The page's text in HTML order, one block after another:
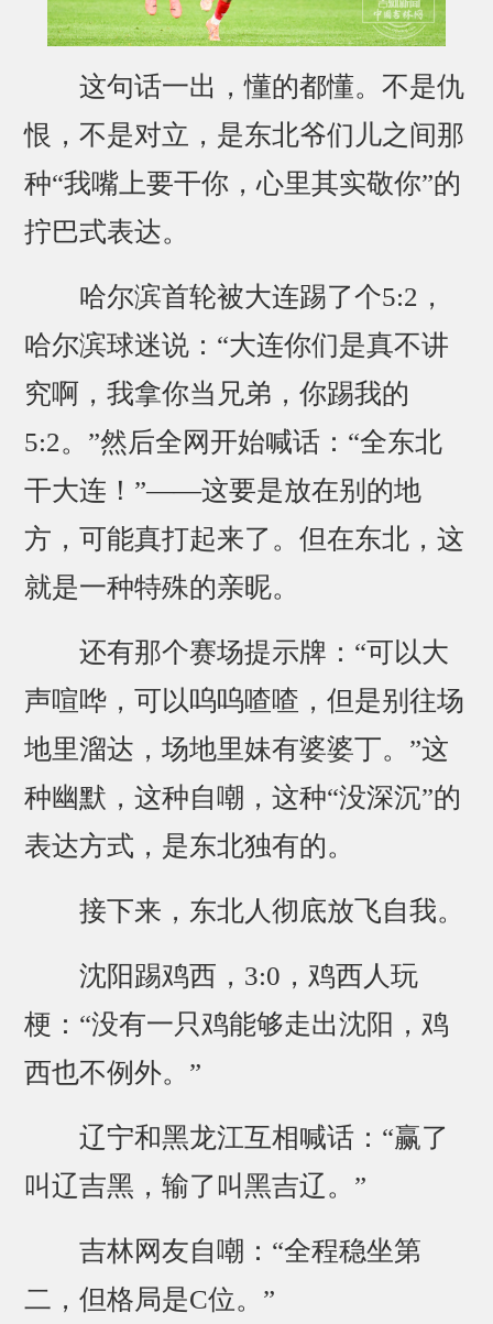
这句话一出，懂的都懂。不是仇
恨，不是对立，是东北爷们儿之间那
种“我嘴上要干你，心里其实敬你”的
拧巴式表达。
哈尔滨首轮被大连踢了个5:2，
哈尔滨球迷说：“大连你们是真不讲
究啊，我拿你当兄弟，你踢我的
5:2。”然后全网开始喊话：“全东北
干大连！”——这要是放在别的地
方，可能真打起来了。但在东北，这
就是一种特殊的亲昵。
还有那个赛场提示牌：“可以大
声喧哗，可以呜呜喳喳，但是别往场
地里溜达，场地里妹有婆婆丁。”这
种幽默，这种自嘲，这种“没深沉”的
表达方式，是东北独有的。
接下来，东北人彻底放飞自我。
沈阳踢鸡西，3:0，鸡西人玩
梗：“没有一只鸡能够走出沈阳，鸡
西也不例外。”
辽宁和黑龙江互相喊话：“赢了
叫辽吉黑，输了叫黑吉辽。”
吉林网友自嘲：“全程稳坐第
二，但格局是C位。”